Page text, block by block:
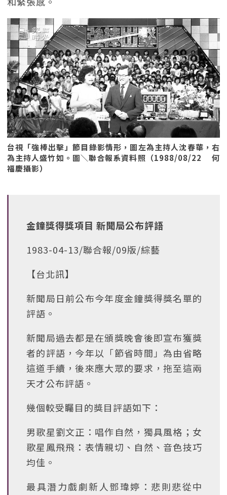
台視「強棒出擊」節目錄影情形，圖左為主持人沈春華，右
為主持人盛竹如。圖＼聯合報系資料照（1988/08/22 何
福慶攝影）
金鐘獎得獎項目 新聞局公布評語
1983-04-13/聯合報/09版/綜藝
【台北訊】
新聞局日前公布今年度金鐘獎得獎名單的
評語。
新聞局過去都是在頒獎晚會後即宣布獲獎
者的評語，今年以「節省時間」為由省略
這道手續，後來應大眾的要求，拖至這兩
天才公布評語。
幾個較受矚目的獎目評語如下：
男歌星劉文正：唱作自然，獨具風格；女
歌星鳳飛飛：表情親切、自然、音色技巧
均佳。
最具潛力戲劇新人鄧瑋婷：悲則悲從中